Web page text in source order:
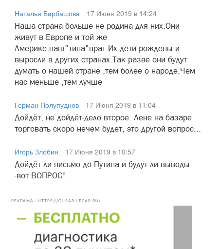
Наталья Барбашова
17 Июня 2019 в 14:24
Наша страна больше не родина для них.Они
живут в Европе и той же
Америке,наш"типа"враг.Их дети рождены и
выросли в других странах.Так разве они будут
думать о нашей стране ,тем более о народе.Чем
нас меньше ,тем лучше
Герман Полупуднов
17 Июня 2019 в 11:04
Дойдёт, не дойдёт-дело второе. Лене на базаре
торговать скоро нечем будет, это другой вопрос...
Игорь Злобин
17 Июня 2019 в 10:57
Дойдёт ли письмо до Путина и будут ли выводы
-вот ВОПРОС!
РЕКЛАМА • HTTPS://GUSAR.LECAR.RU/